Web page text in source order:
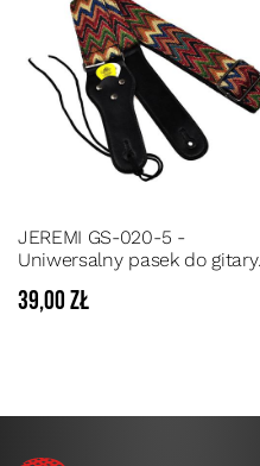
JEREMI GS-020-5 -
Uniwersalny pasek do gitary
basowej
39,00 zł